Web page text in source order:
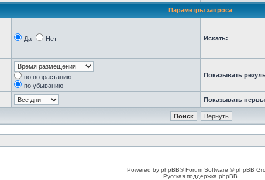
Параметры запроса
Да Нет Искать:
по возрастанию
по убыванию
Показывать
Показывать
Powered by phpBB® Forum Software © phpBB
Русская поддержка phpBB